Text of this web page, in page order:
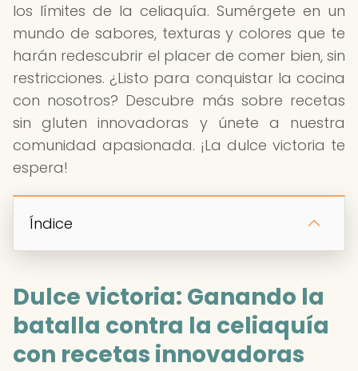
los límites de la celiaquía. Sumérgete en un
mundo de sabores, texturas y colores que te
harán redescubrir el placer de comer bien, sin
restricciones. ¿Listo para conquistar la cocina
con nosotros? Descubre más sobre recetas
sin gluten innovadoras y únete a nuestra
comunidad apasionada. ¡La dulce victoria te
espera!
Índice
Dulce victoria: Ganando la
batalla contra la celiaquía
con recetas innovadoras